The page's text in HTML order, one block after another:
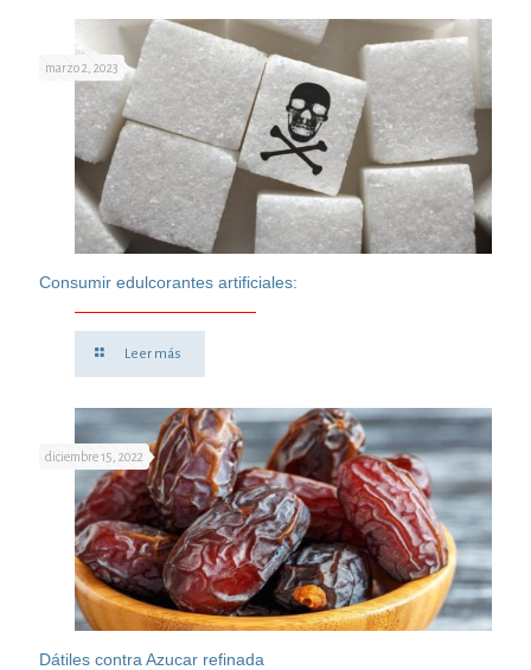
marzo 2, 2023
Consumir edulcorantes artificiales:
Leer más
diciembre 15, 2022
Dátiles contra Azucar refinada